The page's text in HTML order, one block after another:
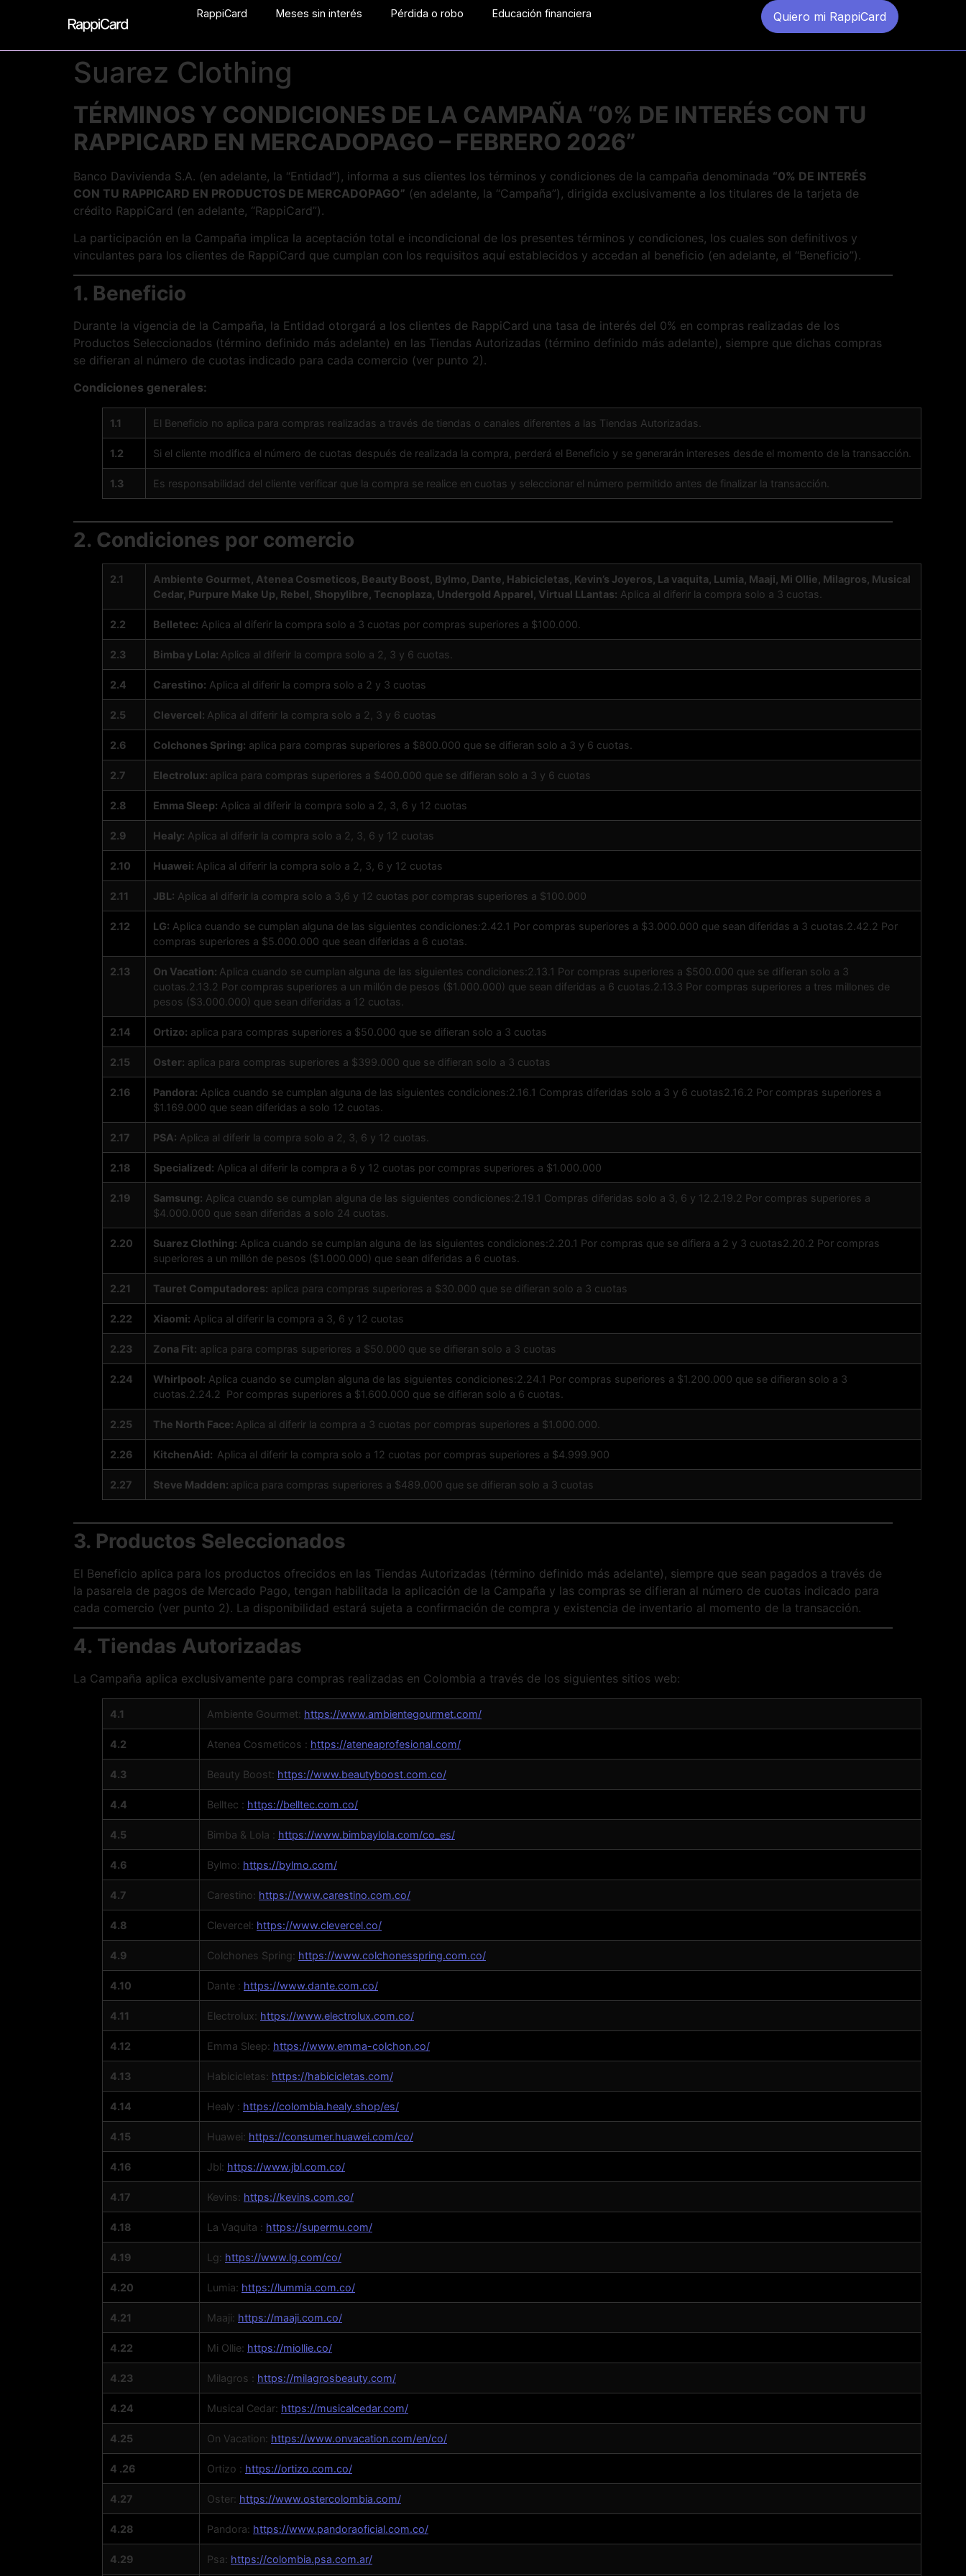
RappiCard Meses sin interés Pérdida o robo Educación financiera Quiero mi RappiCard
Suarez Clothing
TÉRMINOS Y CONDICIONES DE LA CAMPAÑA “0% DE INTERÉS CON TU
RAPPICARD EN MERCADOPAGO – FEBRERO 2026”
Banco Davivienda S.A. (en adelante, la “Entidad”), informa a sus clientes los términos y condiciones de la campaña denominada “0% DE INTERÉS
CON TU RAPPICARD EN PRODUCTOS DE MERCADOPAGO” (en adelante, la “Campaña”), dirigida exclusivamente a los titulares de la tarjeta de
crédito RappiCard (en adelante, “RappiCard”).
La participación en la Campaña implica la aceptación total e incondicional de los presentes términos y condiciones, los cuales son definitivos y
vinculantes para los clientes de RappiCard que cumplan con los requisitos aquí establecidos y accedan al beneficio (en adelante, el “Beneficio”).
1. Beneficio
Durante la vigencia de la Campaña, la Entidad otorgará a los clientes de RappiCard una tasa de interés del 0% en compras realizadas de los
Productos Seleccionados (término definido más adelante) en las Tiendas Autorizadas (término definido más adelante), siempre que dichas compras
se difieran al número de cuotas indicado para cada comercio (ver punto 2).
Condiciones generales:
1.1 El Beneficio no aplica para compras realizadas a través de tiendas o canales diferentes a las Tiendas Autorizadas.
1.2 Si el cliente modifica el número de cuotas después de realizada la compra, perderá el Beneficio y se generarán intereses desde el momento de la transacción.
1.3 Es responsabilidad del cliente verificar que la compra se realice en cuotas y seleccionar el número permitido antes de finalizar la transacción.
2. Condiciones por comercio
2.1
Ambiente Gourmet, Atenea Cosmeticos, Beauty Boost, Bylmo, Dante, Habicicletas, Kevin’s Joyeros, La vaquita, Lumia, Maaji, Mi Ollie, Milagros, Musical
Cedar, Purpure Make Up, Rebel, Shopylibre, Tecnoplaza, Undergold Apparel, Virtual LLantas: Aplica al diferir la compra solo a 3 cuotas.
2.2 Belletec: Aplica al diferir la compra solo a 3 cuotas por compras superiores a $100.000.
2.3 Bimba y Lola: Aplica al diferir la compra solo a 2, 3 y 6 cuotas.
2.4 Carestino: Aplica al diferir la compra solo a 2 y 3 cuotas
2.5 Clevercel: Aplica al diferir la compra solo a 2, 3 y 6 cuotas
2.6 Colchones Spring: aplica para compras superiores a $800.000 que se difieran solo a 3 y 6 cuotas.
2.7 Electrolux: aplica para compras superiores a $400.000 que se difieran solo a 3 y 6 cuotas
2.8 Emma Sleep: Aplica al diferir la compra solo a 2, 3, 6 y 12 cuotas
2.9 Healy: Aplica al diferir la compra solo a 2, 3, 6 y 12 cuotas
2.10 Huawei: Aplica al diferir la compra solo a 2, 3, 6 y 12 cuotas
2.11 JBL: Aplica al diferir la compra solo a 3,6 y 12 cuotas por compras superiores a $100.000
2.12 LG: Aplica cuando se cumplan alguna de las siguientes condiciones:2.42.1 Por compras superiores a $3.000.000 que sean diferidas a 3 cuotas.2.42.2 Por
compras superiores a $5.000.000 que sean diferidas a 6 cuotas.
2.13 On Vacation: Aplica cuando se cumplan alguna de las siguientes condiciones:2.13.1 Por compras superiores a $500.000 que se difieran solo a 3
cuotas.2.13.2 Por compras superiores a un millón de pesos ($1.000.000) que sean diferidas a 6 cuotas.2.13.3 Por compras superiores a tres millones de
pesos ($3.000.000) que sean diferidas a 12 cuotas.
2.14 Ortizo: aplica para compras superiores a $50.000 que se difieran solo a 3 cuotas
2.15 Oster: aplica para compras superiores a $399.000 que se difieran solo a 3 cuotas
2.16 Pandora: Aplica cuando se cumplan alguna de las siguientes condiciones:2.16.1 Compras diferidas solo a 3 y 6 cuotas2.16.2 Por compras superiores a
$1.169.000 que sean diferidas a solo 12 cuotas.
2.17 PSA: Aplica al diferir la compra solo a 2, 3, 6 y 12 cuotas.
2.18 Specialized: Aplica al diferir la compra a 6 y 12 cuotas por compras superiores a $1.000.000
2.19 Samsung: Aplica cuando se cumplan alguna de las siguientes condiciones:2.19.1 Compras diferidas solo a 3, 6 y 12.2.19.2 Por compras superiores a
$4.000.000 que sean diferidas a solo 24 cuotas.
2.20 Suarez Clothing: Aplica cuando se cumplan alguna de las siguientes condiciones:2.20.1 Por compras que se difiera a 2 y 3 cuotas2.20.2 Por compras
superiores a un millón de pesos ($1.000.000) que sean diferidas a 6 cuotas.
2.21 Tauret Computadores: aplica para compras superiores a $30.000 que se difieran solo a 3 cuotas
2.22 Xiaomi: Aplica al diferir la compra a 3, 6 y 12 cuotas
2.23 Zona Fit: aplica para compras superiores a $50.000 que se difieran solo a 3 cuotas
2.24 Whirlpool: Aplica cuando se cumplan alguna de las siguientes condiciones:2.24.1 Por compras superiores a $1.200.000 que se difieran solo a 3
cuotas.2.24.2 Por compras superiores a $1.600.000 que se difieran solo a 6 cuotas.
2.25 The North Face: Aplica al diferir la compra a 3 cuotas por compras superiores a $1.000.000.
2.26 KitchenAid: Aplica al diferir la compra solo a 12 cuotas por compras superiores a $4.999.900
2.27 Steve Madden: aplica para compras superiores a $489.000 que se difieran solo a 3 cuotas
3. Productos Seleccionados
El Beneficio aplica para los productos ofrecidos en las Tiendas Autorizadas (término definido más adelante), siempre que sean pagados a través de
la pasarela de pagos de Mercado Pago, tengan habilitada la aplicación de la Campaña y las compras se difieran al número de cuotas indicado para
cada comercio (ver punto 2). La disponibilidad estará sujeta a confirmación de compra y existencia de inventario al momento de la transacción.
4. Tiendas Autorizadas
La Campaña aplica exclusivamente para compras realizadas en Colombia a través de los siguientes sitios web:
4.1 Ambiente Gourmet: https://www.ambientegourmet.com/
4.2 Atenea Cosmeticos : https://ateneaprofesional.com/
4.3 Beauty Boost: https://www.beautyboost.com.co/
4.4 Belltec : https://belltec.com.co/
4.5 Bimba & Lola : https://www.bimbaylola.com/co_es/
4.6 Bylmo: https://bylmo.com/
4.7 Carestino: https://www.carestino.com.co/
4.8 Clevercel: https://www.clevercel.co/
4.9 Colchones Spring: https://www.colchonesspring.com.co/
4.10 Dante : https://www.dante.com.co/
4.11 Electrolux: https://www.electrolux.com.co/
4.12 Emma Sleep: https://www.emma-colchon.co/
4.13 Habicicletas: https://habicicletas.com/
4.14 Healy : https://colombia.healy.shop/es/
4.15 Huawei: https://consumer.huawei.com/co/
4.16 Jbl: https://www.jbl.com.co/
4.17 Kevins: https://kevins.com.co/
4.18 La Vaquita : https://supermu.com/
4.19 Lg: https://www.lg.com/co/
4.20 Lumia: https://lummia.com.co/
4.21 Maaji: https://maaji.com.co/
4.22 Mi Ollie: https://miollie.co/
4.23 Milagros : https://milagrosbeauty.com/
4.24 Musical Cedar: https://musicalcedar.com/
4.25 On Vacation: https://www.onvacation.com/en/co/
4 .26 Ortizo : https://ortizo.com.co/
4.27 Oster: https://www.ostercolombia.com/
4.28 Pandora: https://www.pandoraoficial.com.co/
4.29 Psa: https://colombia.psa.com.ar/